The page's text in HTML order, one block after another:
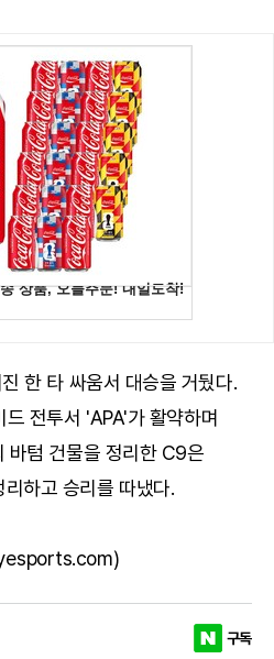
한 타 싸움서 대승을 거뒀다.
전투서 'APA'가 활약하며
바텀 건물을 정리한 C9은
하고 승리를 따냈다.
구독